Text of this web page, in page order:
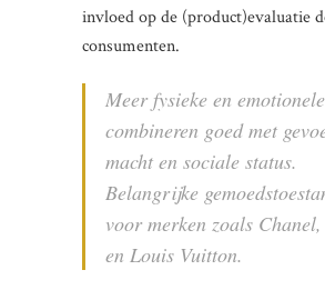
invloed op de (product)evaluatie
consumenten.
Meer fysieke en
combineren goed met
macht en sociale status.
Belangrijke
voor merken zoals
en Louis Vuitton.